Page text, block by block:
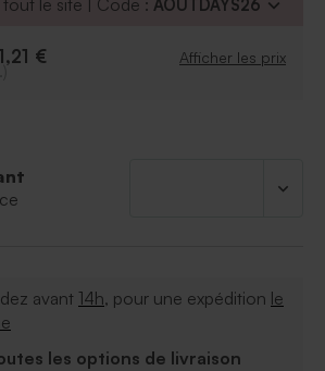
vous. En effet, à vous de choisir
prénom, c'est sûr, vos proches
le site | Code : AOUTDAYS26
1,21 € Afficher les prix
avant 14h, pour une expédition le
les options de livraison